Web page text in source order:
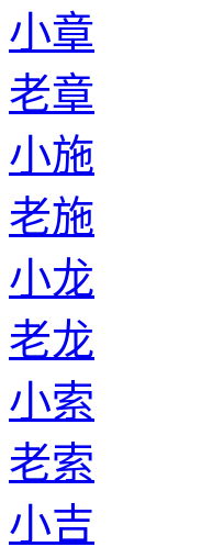
小章
老章
小施
老施
小龙
老龙
小索
老索
小吉